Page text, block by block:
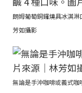
朗姆葡萄銅鑼燒具冰淇
芳如攝影
無論是手沖咖啡或義式